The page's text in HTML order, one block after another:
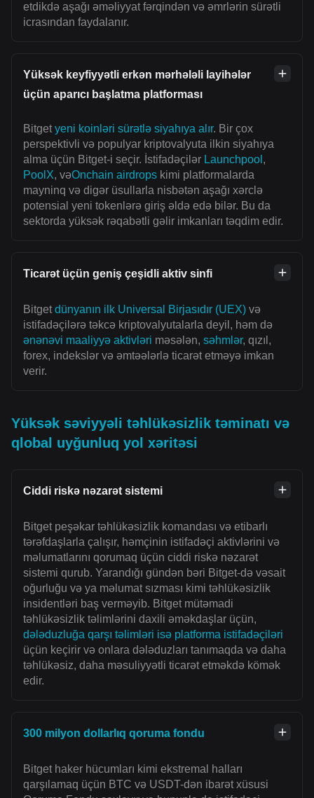
etdikdə aşağı əməliyyat fərqindən və əmrlərin sürətli
icrasından faydalanır.
Yüksək keyfiyyətli erkən mərhələli layihələr
üçün aparıcı başlatma platforması
Bitget yeni koinləri sürətlə siyahıya alır. Bir çox
perspektivli və populyar kriptovalyuta ilkin siyahıya
alma üçün Bitget-i seçir. İstifadəçilər Launchpool ,
PoolX, vəOnchain airdrops kimi platformalarda
mayninq və digər üsullarla nisbətən aşağı xərclə
potensial yeni tokenlərə giriş əldə edə bilər. Bu da
sektorda yüksək rəqabətli gəlir imkanları təqdim edir.
Ticarət üçün geniş çeşidli aktiv sinfi
Bitget dünyanın ilk Universal Birjasıdır (UEX) və
istifadəçilərə təkcə kriptovalyutalarla deyil, həm də
ənənəvi maaliyyə aktivləri məsələn, səhmlər, qızıl,
forex, indekslər və əmtəələrlə ticarət etməyə imkan
verir.
Yüksək səviyyəli təhlükəsizlik təminatı və
qlobal uyğunluq yol xəritəsi
Ciddi riskə nəzarət sistemi
Bitget peşəkar təhlükəsizlik komandası və etibarlı
tərəfdaşlarla çalışır, həmçinin istifadəçi aktivlərini və
məlumatlarını qorumaq üçün ciddi riskə nəzarət
sistemi qurub. Yarandığı gündən bəri Bitget-də vəsait
oğurluğu və ya məlumat sızması kimi təhlükəsizlik
insidentləri baş verməyib. Bitget mütəmadi
təhlükəsizlik təlimlərini daxili əməkdaşlar üçün,
dələduzluğa qarşı təlimləri isə platforma istifadəçiləri
üçün keçirir və onlara dələduzları tanımaqda və daha
təhlükəsiz, daha məsuliyyətli ticarət etməkdə kömək
edir.
300 milyon dollarlıq qoruma fondu
Bitget haker hücumları kimi ekstremal halları
qarşılamaq üçün BTC və USDT-dən ibarət xüsusi